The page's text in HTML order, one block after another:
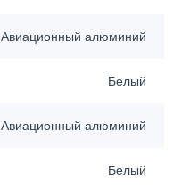
Авиационный алюминий
Белый
Авиационный алюминий
Белый